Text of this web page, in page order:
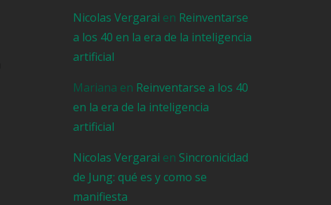
Nicolas Vergarai en Reinventarse
a los 40 en la era de la inteligencia
artificial
Mariana en Reinventarse a los 40
en la era de la inteligencia
artificial
Nicolas Vergarai en Sincronicidad
de Jung: qué es y como se
manifiesta